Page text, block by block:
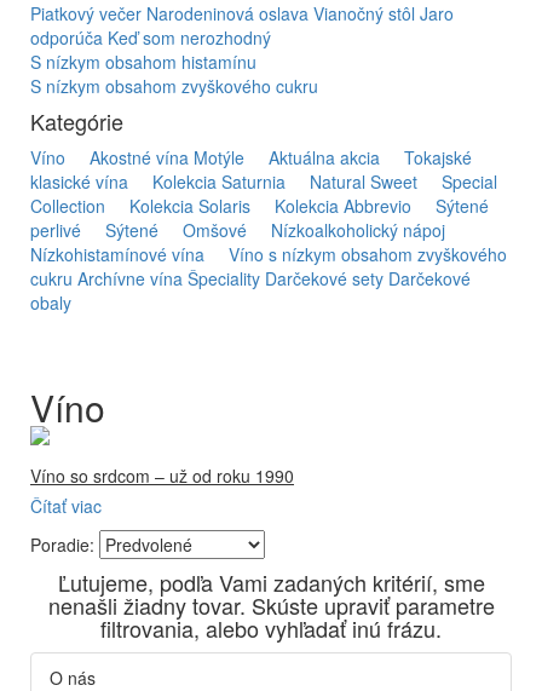
Piatkový večer Narodeninová oslava Vianočný stôl Jaro
odporúča Keď som nerozhodný
S nízkym obsahom histamínu
S nízkym obsahom zvyškového cukru
Kategórie
Víno Akostné vína Motýle Aktuálna akcia
Tokajské
klasické vína
Kolekcia Saturnia Natural Sweet
Special
Collection
Kolekcia Solaris Kolekcia Abbrevio
Sýtené
perlivé
Sýtené Omšové
Nízkoalkoholický nápoj
Nízkohistamínové vína
Víno s nízkym obsahom zvyškového
cukru Archívne vína Špeciality Darčekové sety Darčekové
obaly
Víno
Víno so srdcom – už od roku 1990
Firma Ostrožovič je najstaršou privátnou firmou na
slovenskom Tokaji.
Vyrábame kvalitné odrodové a výberové vína. Ako prví sme
priniesli na slovenský trh sólo spracované vína z tokajských
odrôd Furmint, Lipovina a Muškát žltý reduktívnou
technológiou. Hrozno spracúvame najmodernejšími
technológiami, vrátane riadenej fermentácie.
Čítať viac
Poradie:
Ľutujeme, podľa Vami zadaných kritérií, sme
nenašli žiadny tovar. Skúste upraviť parametre
filtrovania, alebo vyhľadať inú frázu.
O nás